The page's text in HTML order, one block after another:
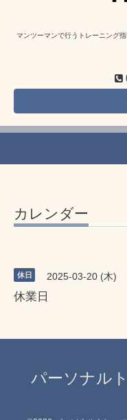
マンツーマンで行うトレーニング
カレンダー
休日 2025-03-20 (木)
休業日
パーソナル